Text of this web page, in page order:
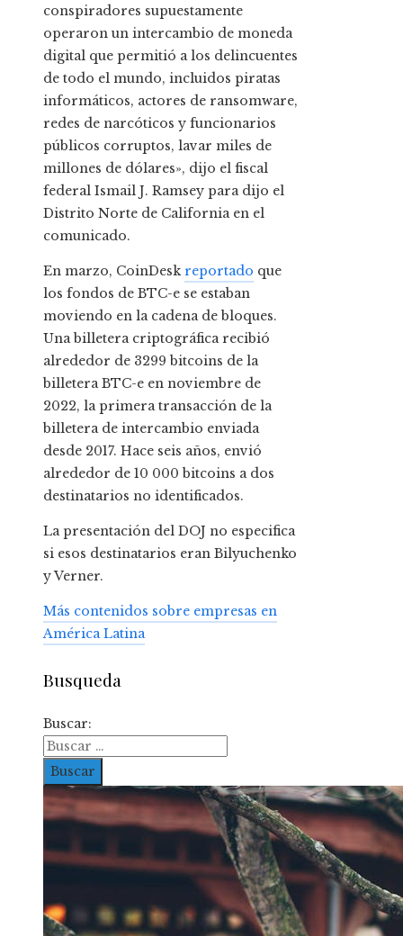
conspiradores supuestamente
operaron un intercambio de moneda
digital que permitió a los delincuentes
de todo el mundo, incluidos piratas
informáticos, actores de ransomware,
redes de narcóticos y funcionarios
públicos corruptos, lavar miles de
millones de dólares», dijo el fiscal
federal Ismail J. Ramsey para dijo el
Distrito Norte de California en el
comunicado.
En marzo, CoinDeskreportado que
los fondos de BTC-e se estaban
moviendo en la cadena de bloques.
Una billetera criptográfica recibió
alrededor de 3299 bitcoins de la
billetera BTC-e en noviembre de
2022, la primera transacción de la
billetera de intercambio enviada
desde 2017. Hace seis años, envió
alrededor de 10 000 bitcoins a dos
destinatarios no identificados.
La presentación del DOJ no especifica
si esos destinatarios eran Bilyuchenko
y Verner.
Más contenidos sobre empresas en
América Latina
Busqueda
Buscar: